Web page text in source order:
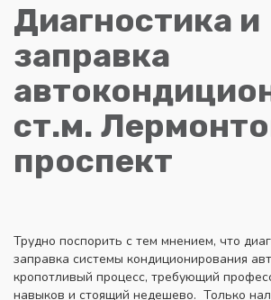
Диагностика и
заправка
ст.м.
проспект
Трудно поспорить с тем мнением, что
заправка системы кондиционирования
кропотливый процесс, требующий
навыков и стоящий недешево. Только